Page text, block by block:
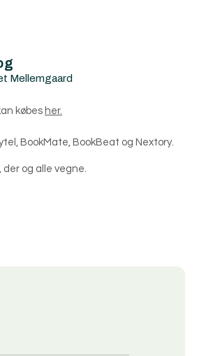
Mellemgaard
købes her.
BookMate, BookBeat og Nextory.
, der og alle vegne.